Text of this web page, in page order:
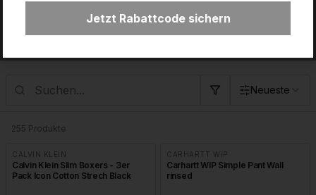
Neueste
255 Produkte
CALVIN KLEIN
Calvin Klein Slim Boxers - 3er
Pack Icon Cotton Strech Black
CARHARTT WIP
Carhartt WIP Simple Pant Wall
rinsed
Jetzt Rabattcode sichern